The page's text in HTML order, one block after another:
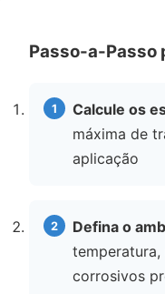
Passo-a-Passo
Calcule os
máxima de
aplicação
Defina o
temperatura,
corrosivos